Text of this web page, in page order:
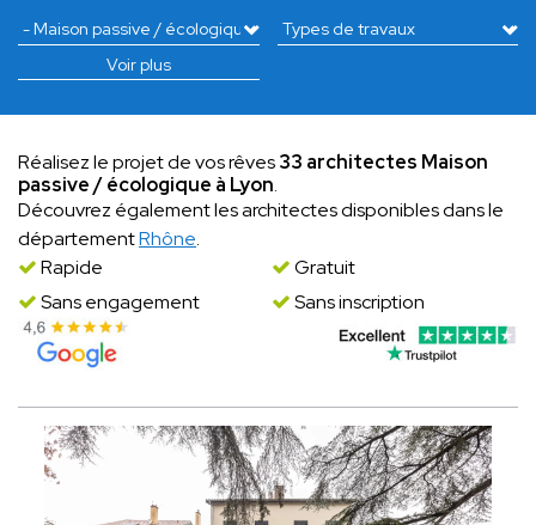
Voir plus
Réalisez le projet de vos rêves33 architectes Maison
passive / écologique à Lyon.
Découvrez également les architectes disponibles dans le
départementRhône.
Rapide
Gratuit
Sans engagement
Sans inscription